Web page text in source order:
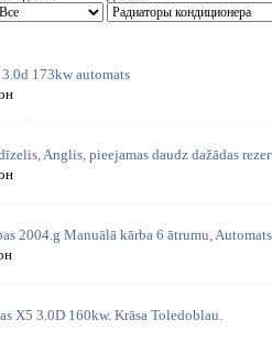
173kw automats
Anglis, pieejamas daudz dažādas
2004.g Manuālā kārba 6 ātrumu,
X5 3.0D 160kw. Krāsa Toledoblau.